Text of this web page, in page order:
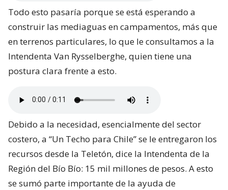
Todo esto pasaría porque se está esperando a
construir las mediaguas en campamentos, más que
en terrenos particulares, lo que le consultamos a la
Intendenta Van Rysselberghe, quien tiene una
postura clara frente a esto.
Debido a la necesidad, esencialmente del sector
costero, a “Un Techo para Chile” se le entregaron los
recursos desde la Teletón, dice la Intendenta de la
Región del Bío Bío: 15 mil millones de pesos. A esto
se sumó parte importante de la ayuda de